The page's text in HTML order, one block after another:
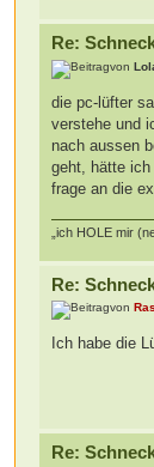
Re:
von
die pc-lüfter
verstehe und
nach aussen
geht, hätte
frage an die
„ich HOLE mir
Re:
von
Ich habe die
Re: